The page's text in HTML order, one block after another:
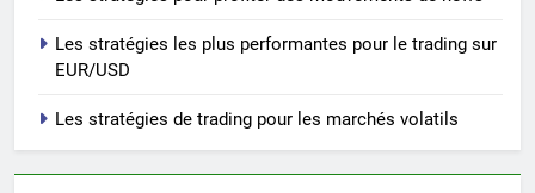
Les stratégies les plus performantes pour le trading sur
EUR/USD
Les stratégies de trading pour les marchés volatils